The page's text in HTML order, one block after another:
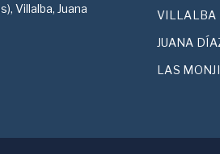
Villalba, Juana
VILLALBA
JUANA
LAS